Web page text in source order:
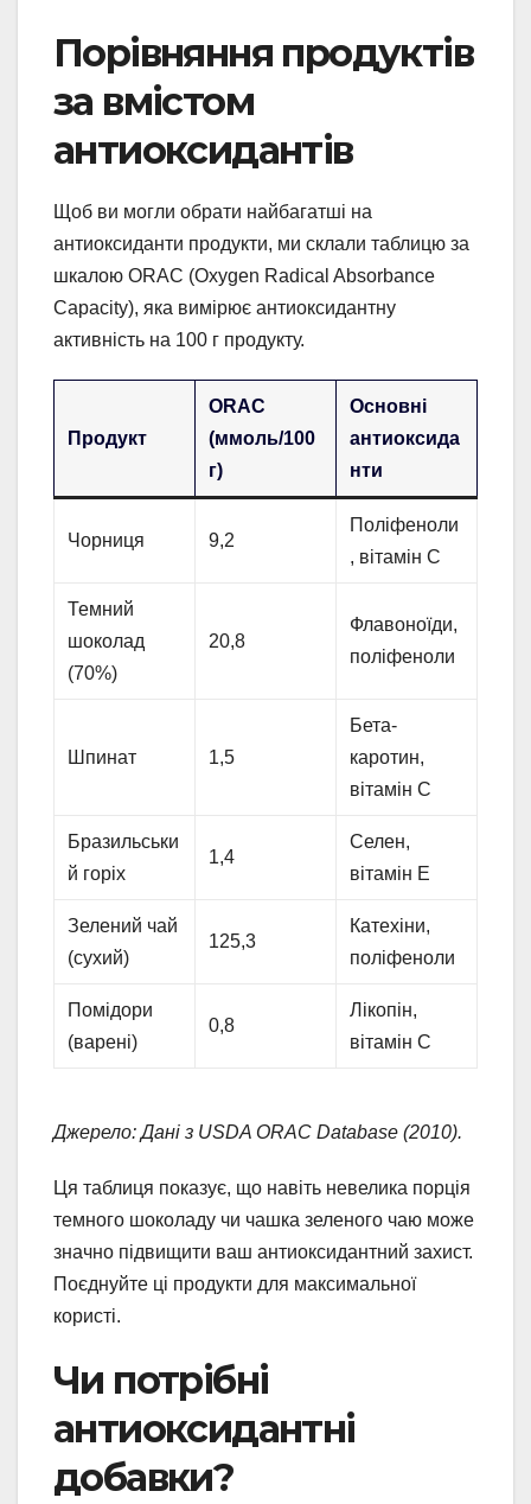
Порівняння продуктів
за вмістом
антиоксидантів
Щоб ви могли обрати найбагатші на
антиоксиданти продукти, ми склали таблицю за
шкалою ORAC (Oxygen Radical Absorbance
Capacity), яка вимірює антиоксидантну
активність на 100 г продукту.
Продукт
ORAC
(ммоль/100
г)
Основні
антиоксида
нти
Чорниця 9,2
Поліфеноли
, вітамін C
Темний
шоколад
(70%)
20,8
Флавоноїди,
поліфеноли
Шпинат 1,5
Бета-
каротин,
вітамін C
Бразильськи
й горіх
1,4
Селен,
вітамін E
Зелений чай
(сухий)
125,3
Катехіни,
поліфеноли
Помідори
(варені)
0,8
Лікопін,
вітамін C
Джерело: Дані з USDA ORAC Database (2010).
Ця таблиця показує, що навіть невелика порція
темного шоколаду чи чашка зеленого чаю може
значно підвищити ваш антиоксидантний захист.
Поєднуйте ці продукти для максимальної
користі.
Чи потрібні
антиоксидантні
добавки?